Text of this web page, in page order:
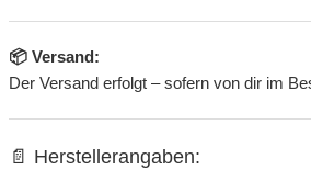
📦 Versand:
Der Versand erfolgt – sofern von dir im
📄 Herstellerangaben: